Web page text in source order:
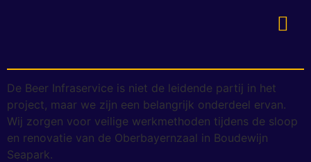
De Beer Infraservice is niet de leidende partij in het
project, maar we zijn een belangrijk onderdeel ervan.
Wij zorgen voor veilige werkmethoden tijdens de sloop
en renovatie van de Oberbayernzaal in Boudewijn
Seapark.